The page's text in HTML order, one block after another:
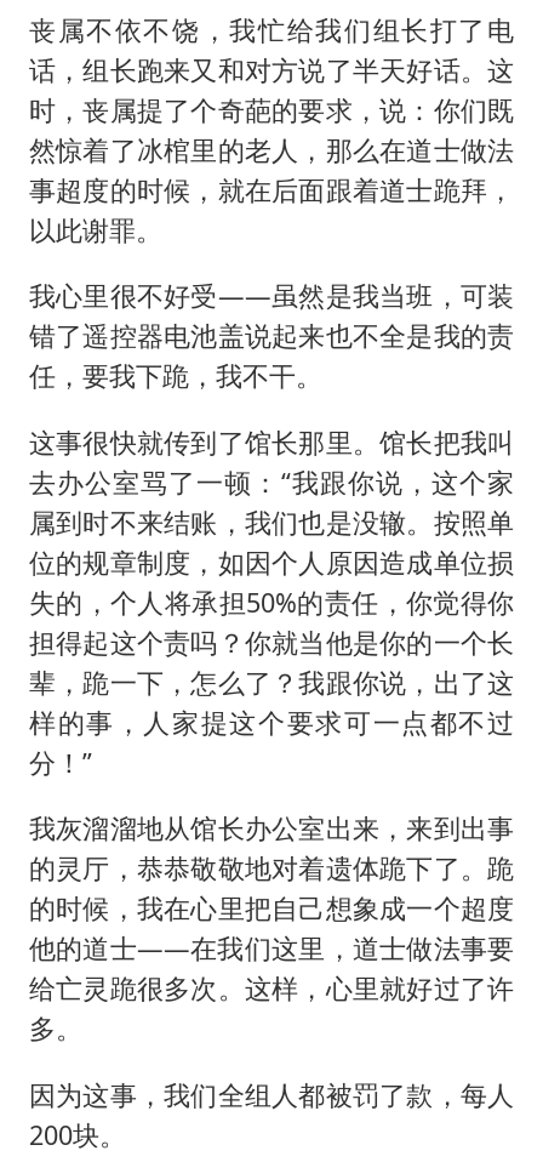
丧属不依不饶，我忙给我们组长打了电
话，组长跑来又和对方说了半天好话。这
时，丧属提了个奇葩的要求，说：你们既
然惊着了冰棺里的老人，那么在道士做法
事超度的时候，就在后面跟着道士跪拜，
以此谢罪。
我心里很不好受——虽然是我当班，可装
错了遥控器电池盖说起来也不全是我的责
任，要我下跪，我不干。
这事很快就传到了馆长那里。馆长把我叫
去办公室骂了一顿：“我跟你说，这个家
属到时不来结账，我们也是没辙。按照单
位的规章制度，如因个人原因造成单位损
失的，个人将承担50%的责任，你觉得你
担得起这个责吗？你就当他是你的一个长
辈，跪一下，怎么了？我跟你说，出了这
样的事，人家提这个要求可一点都不过
分！”
我灰溜溜地从馆长办公室出来，来到出事
的灵厅，恭恭敬敬地对着遗体跪下了。跪
的时候，我在心里把自己想象成一个超度
他的道士——在我们这里，道士做法事要
给亡灵跪很多次。这样，心里就好过了许
多。
因为这事，我们全组人都被罚了款，每人
200块。